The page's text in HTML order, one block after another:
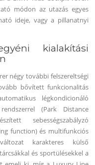
módon az utazás egyes
ideje, vagy a pillanatnyi
kialakítási
négy további felszereltségi
bővített funkcionalitás
légkondicionáló
(Park Distance
sebességszabályzó
function) és multifunkciós
karakteres külső
és sportülésekkel a